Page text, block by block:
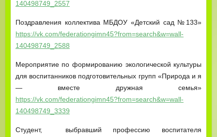
140498749_2557
Поздравления коллектива МБДОУ «Детский сад №133»
https://vk.com/federationgimn45?from=search&w=wall-
140498749_2588
Мероприятие по формированию экологической культуры
для воспитанников подготовительных групп «Природа и я
— вместе дружная семья»
https://vk.com/federationgimn45?from=search&w=wall-
140498749_3339
Студент, выбравший профессию воспитателя